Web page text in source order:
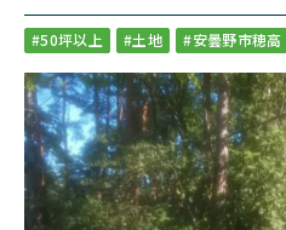
#50坪以上 #土地 #安曇野市穂高